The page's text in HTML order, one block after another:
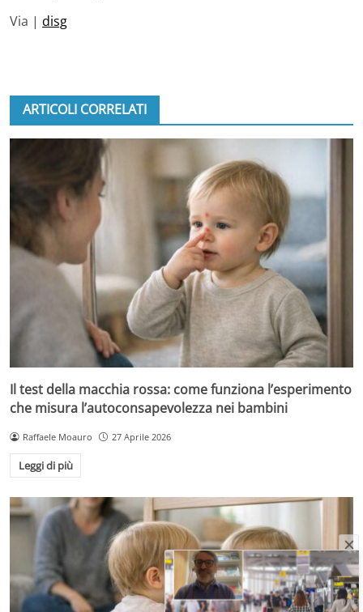
Via | disg
ARTICOLI CORRELATI
Il test della macchia rossa: come funziona l’esperimento
che misura l’autoconsapevolezza nei bambini
Raffaele Moauro 27 Aprile 2026
Leggi di più